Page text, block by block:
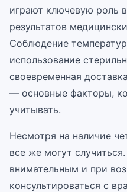
играют ключевую роль
результатов
Соблюдение
использование
своевременная
— основные факторы,
учитывать.
Несмотря на наличие
все же могут
внимательным и при
консультироваться с